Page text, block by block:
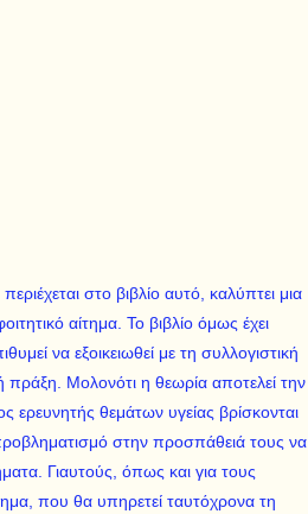
στο βιβλίο αυτό, καλύπτει μια
αίτημα. Το βιβλίο όμως έχει
να εξοικειωθεί με τη συλλογιστική
πράξη. Μολονότι η θεωρία αποτελεί την
θεμάτων υγείας βρίσκονται
στην προσπάθειά τους να
Γιαυτούς, όπως και για τους
που θα υπηρετεί ταυτόχρονα τη